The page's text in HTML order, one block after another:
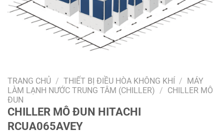
TRANG CHỦ / THIẾT BỊ ĐIỀU HÒA KHÔNG KHÍ / MÁY
LÀM LẠNH NƯỚC TRUNG TÂM (CHILLER) / CHILLER MÔ
ĐUN
CHILLER MÔ ĐUN HITACHI
RCUA065AVEY